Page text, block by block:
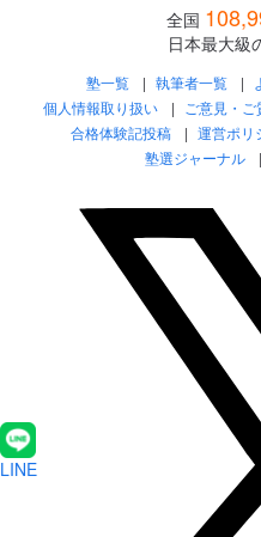
全国
日本最大級
塾一覧 執筆者一覧
個人情報取り扱い
ご意見・ご
合格体験記投稿
運営ポリ
塾選ジャーナル
LINE